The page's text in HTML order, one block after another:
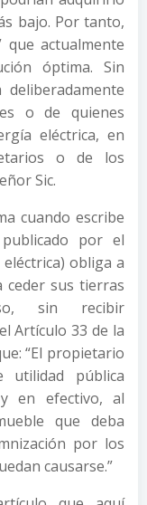
bajo. Por tanto,
que actualmente
óptima. Sin
o de quienes
eléctrica, en
o de los
Sic.
cuando escribe
por el
obliga a
ceder sus tierras
sin recibir
Artículo 33 de la
“El propietario
utilidad pública
en efectivo, al
que deba
por los
causarse.”